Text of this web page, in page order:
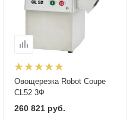
Овощерезка Robot Coupe
CL52 3Ф
260 821руб.